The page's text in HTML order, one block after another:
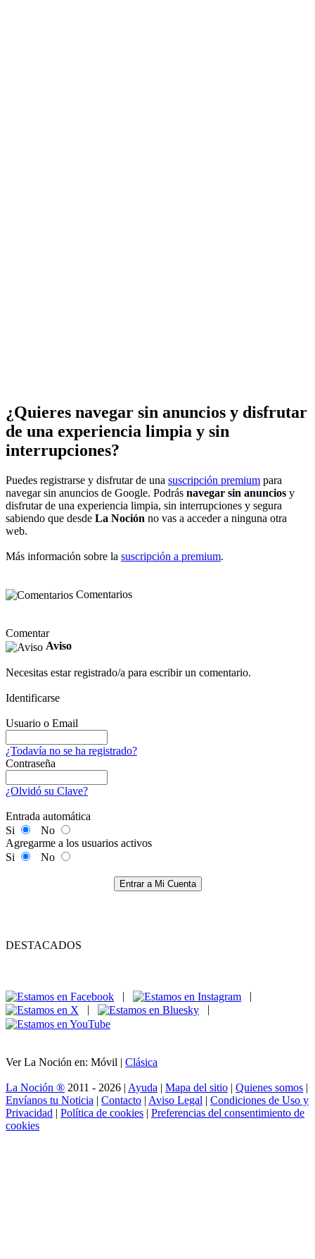
¿Quieres navegar sin anuncios y disfrutar
de una experiencia limpia y sin
interrupciones?
Puedes registrarse y disfrutar de una suscripción premium para
navegar sin anuncios de Google. Podrás navegar sin anuncios y
disfrutar de una experiencia limpia, sin interrupciones y segura
sabiendo que desde La Noción no vas a acceder a ninguna otra
web.
Más información sobre la suscripción a premium.
Comentarios
Comentar
Aviso
Necesitas estar registrado/a para escribir un comentario.
Identificarse
Usuario o Email
¿Todavía no se ha registrado?
Contraseña
¿Olvidó su Clave?
Entrada automática
Si
No
Agregarme a los usuarios activos
Si
No
Entrar a Mi Cuenta
DESTACADOS
|
|
|
|
Ver La Noción en: Móvil | Clásica
La Noción ® 2011 - 2026 | Ayuda | Mapa del sitio | Quienes somos |
Envíanos tu Noticia | Contacto | Aviso Legal | Condiciones de Uso y
Privacidad | Política de cookies | Preferencias del consentimiento de
cookies